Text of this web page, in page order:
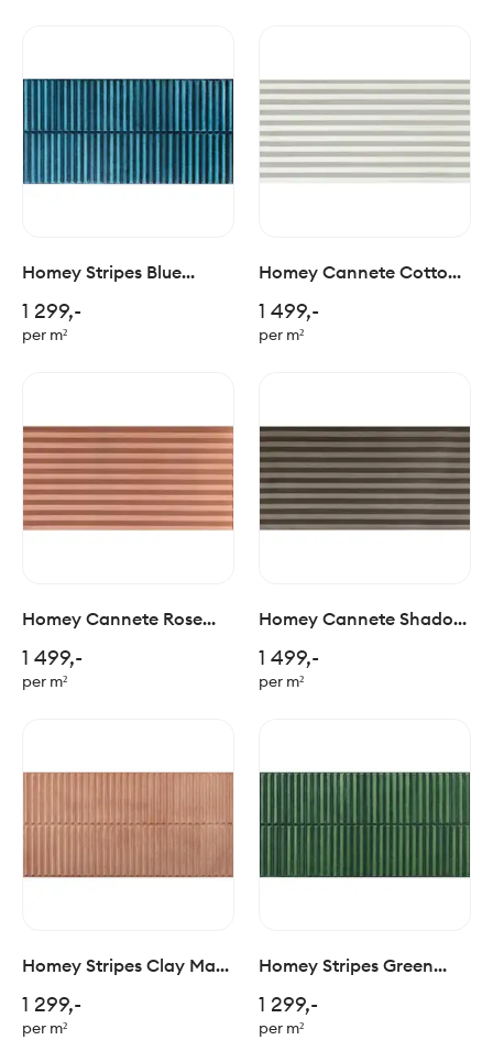
Homey Stripes Blue
1 299,-
per m²
Homey Cannete Cotton
1 499,-
per m²
Homey Cannete Rose
1 499,-
per m²
Homey Cannete Shadow
1 499,-
per m²
Homey Stripes Clay Matt
1 299,-
per m²
Homey Stripes Green
1 299,-
per m²